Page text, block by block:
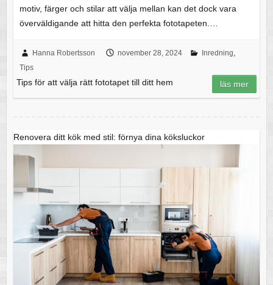
motiv, färger och stilar att välja mellan kan det dock vara
överväldigande att hitta den perfekta fototapeten.…
Hanna Robertsson november 28, 2024 Inredning,
Tips
Tips för att välja rätt fototapet till ditt hem läs mer
Renovera ditt kök med stil: förnya dina köksluckor